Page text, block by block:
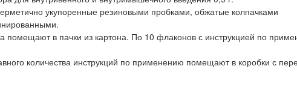
укупоренные резиновыми пробками, обжатые колпачками
в пачки из картона. По 10 флаконов с инструкцией по
количества инструкций по применению помещают в коробки с